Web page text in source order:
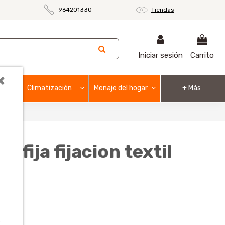
964201330 Tiendas
Iniciar sesión Carrito
Climatización Menaje del hogar + Más
fija fijacion textil